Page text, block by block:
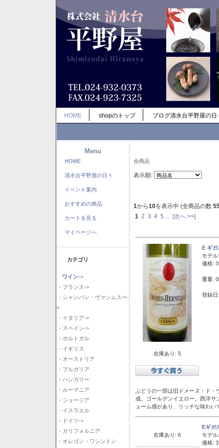
HOME shopのトップ ブログ清水台平野屋の日
Menu
HOME
清水台平野屋の日々
イベント案内
おすすめの商品
カートを見る
マイページへ
カテゴリ
ワイン->
- フランス->
- シャンパン・ヴァンムスー-
>
- イタリア->
- スペイン->
- ポルトガル
- イギリス
- オーストリア
- ブルガリア
- ハンガリー
- ルーマニア
- ジョージア
- イスラエル
- ドイツ->
- カリフォルニア
- オレゴン・ワシントン
全商品
表示順:
1から10を表示中 (全商品の数:
1 2 3 4 5 [次へ >>]
在庫あり: 5
E ギ
モデル:
価格:
重量:
登録
ぶどうの一部は旧ドメーヌ・ド・
成。ゴールデンイエロー。西洋
ューム感があり、リッチな味わい
在庫あり: 6
Eギガ
モデル:
価格: